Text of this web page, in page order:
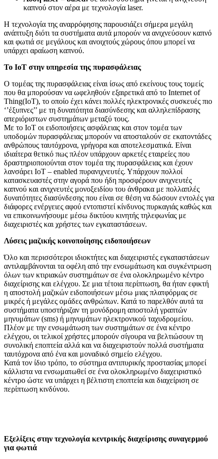
καπνού στον αέρα με τεχνολογία laser.
Η τεχνολογία της αναρρόφησης παρουσιάζει σήμερα μεγάλη
ανάπτυξη διότι τα συστήματα αυτά μπορούν να ανιχνεύσουν καπνό
και φωτιά σε μεγάλους και ανοιχτούς χώρους όπου μπορεί να
υπάρχει αραίωση καπνού.
Το IoT στην υπηρεσία της πυρασφάλειας
Ο τομέας της πυρασφάλειας είναι ίσως από εκείνους τους τομείς
που θα μπορούσαν να ωφεληθούν εξαιρετικά από το Internet of
Thing(IoT), το οποίο έχει κάνει πολλές ηλεκτρονικές συσκευές πιο
‘’έξυπνες’’ με τη δυνατότητα διασύνδεσης και αλληλεπίδρασης
απεριόριστων συστημάτων μεταξύ τους.
Με το IoT οι ειδοποιήσεις ασφάλειας και στον τομέα των
υποδομών πυρασφάλειας μπορούν να αποσταλούν σε εκατοντάδες
ανθρώπους ταυτόχρονα, γρήγορα και αποτελεσματικά. Είναι
ιδιαίτερα θετικό πως πλέον υπάρχουν αρκετές εταιρείες που
δραστηριοποιούνται στον τομέα της πυρασφάλειας και έχουν
λανσάρει IoT – enabled πυρανιχνευτές. Υπάρχουν πολλοί
κατασκευαστές στην αγορά που ήδη προσφέρουν ανιχνευτές
καπνού και ανιχνευτές μονοξειδίου του άνθρακα με πολλαπλές
δυνατότητες διασύνδεσης που είναι σε θέση να δώσουν εντολές για
διάφορες ενέργειες αφού εντοπιστεί κίνδυνος πυρκαγιάς καθώς και
να επικοινωνήσουμε μέσω δικτύου κινητής τηλεφωνίας με
διαχειριστές και χρήστες των εγκαταστάσεων.
Λύσεις μαζικής κοινοποίησης ειδοποιήσεων
Όλο και περισσότεροι ιδιοκτήτες και διαχειριστές εγκαταστάσεων
αντιλαμβάνονται τα οφέλη από την ενσωμάτωση και συγκέντρωση
όλων των κτιριακών συστημάτων σε ένα ολοκληρωμένο κέντρο
διαχείρισης και ελέγχου. Σε μια τέτοια περίπτωση, θα ήταν εφικτή
η αποστολή μαζικών ειδοποιήσεων μέσω μιας πλατφόρμας σε
μικρές ή μεγάλες ομάδες ανθρώπων. Κατά το παρελθόν αυτά τα
συστήματα υποστήριζαν τη μονόδρομη αποστολή γραπτών
μηνυμάτων (sms) ή μηνυμάτων ηλεκτρονικού ταχυδρομείου.
Πλέον με την ενσωμάτωση των συστημάτων σε ένα κέντρο
ελέγχου, οι τελικοί χρήστες μπορούν σίγουρα να βελτιώσουν τη
συνολική εποπτεία αλλά και να διαχειριστούν πολλά συστήματα
ταυτόχρονα από ένα και μοναδικό σημείο ελέγχου.
Κατά τον ίδιο τρόπο, το σύστημα αντιπυρικής προστασίας μπορεί
κάλλιστα να ενσωματωθεί σε ένα ολοκληρωμένο διαχειριστικό
κέντρο ώστε να υπάρχει η βέλτιστη εποπτεία και διαχείριση σε
περίπτωση κινδύνου.
Εξελίξεις στην τεχνολογία κεντρικής διαχείρισης συναγερμού
για φωτιά